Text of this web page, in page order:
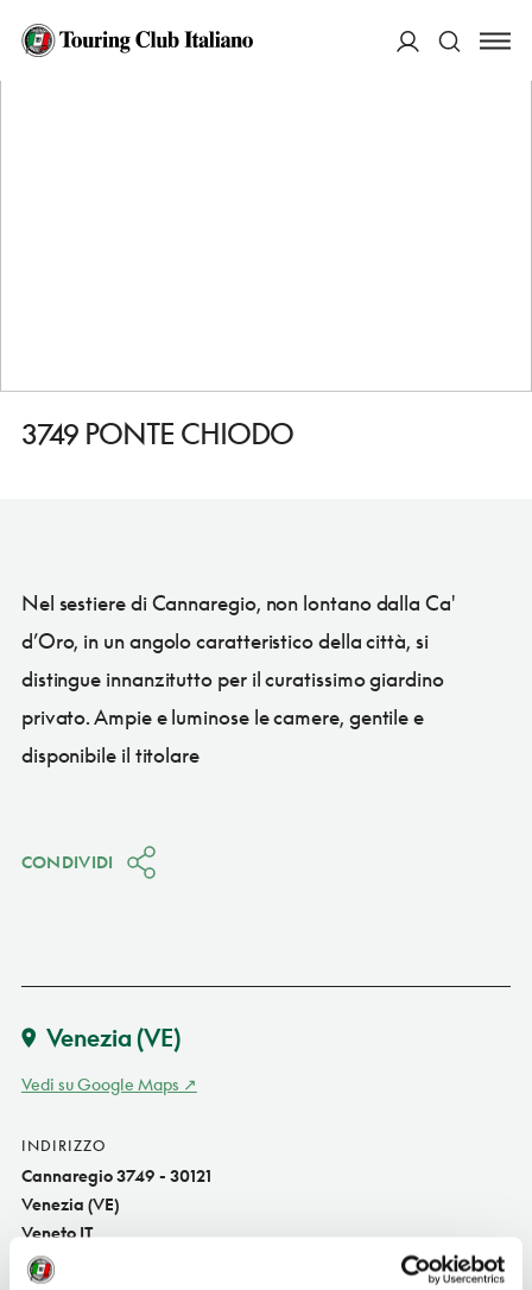
HOME
3749 PONTE CHIODO
Nel sestiere di Cannaregio, non lontano dalla Ca'
d’Oro, in un angolo caratteristico della città, si
distingue innanzitutto per il curatissimo giardino
privato. Ampie e luminose le camere, gentile e
disponibile il titolare
CONDIVIDI
Venezia (VE)
Vedi su Google Maps
INDIRIZZO
Cannaregio 3749 - 30121
Venezia (VE)
Veneto IT
SITO WEB